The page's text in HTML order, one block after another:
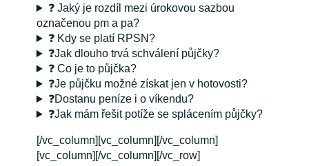
❓ Jaký je rozdíl mezi úrokovou sazbou
označenou pm a pa?
❓ Kdy se platí RPSN?
❓Jak dlouho trvá schválení půjčky?
❓ Co je to půjčka?
❓Je půjčku možné získat jen v hotovosti?
❓Dostanu peníze i o víkendu?
❓Jak mám řešit potíže se splácením půjčky?
[/vc_column][vc_column][/vc_column]
[vc_column][/vc_column][/vc_row]